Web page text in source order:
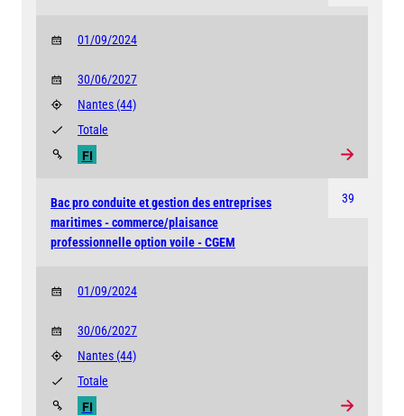
01/09/2024
30/06/2027
Nantes (44)
FI
Totale
39
Bac pro conduite et gestion des entreprises
maritimes - commerce/plaisance
professionnelle option voile - CGEM
01/09/2024
30/06/2027
Nantes (44)
FI
Totale